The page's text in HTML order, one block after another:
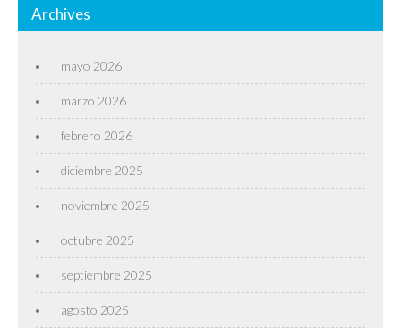
Archives
mayo 2026
marzo 2026
febrero 2026
diciembre 2025
noviembre 2025
octubre 2025
septiembre 2025
agosto 2025